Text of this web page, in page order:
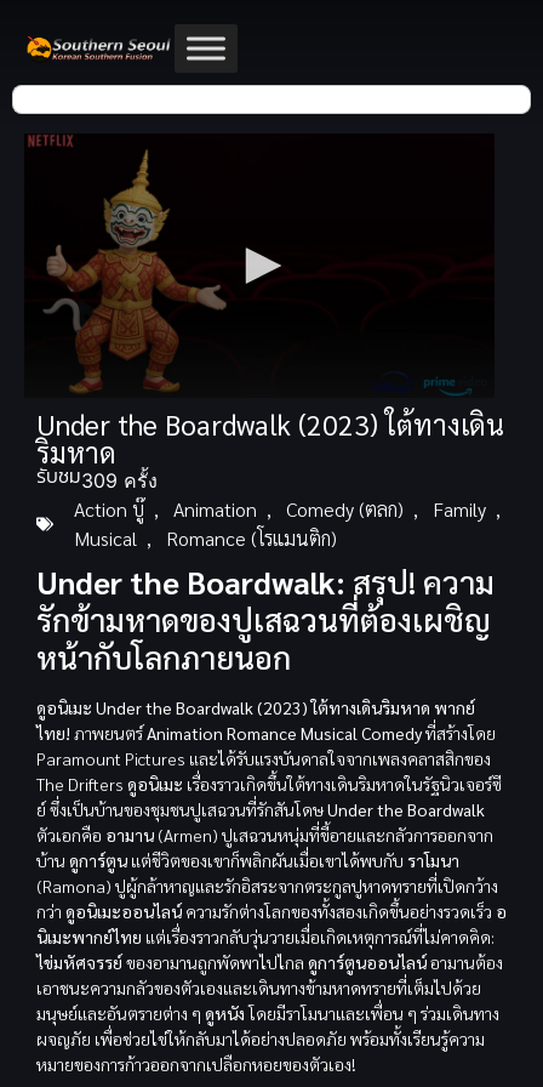
Under the Boardwalk (2023) ใต้ทางเดิน
ริมหาด
รับชม309 ครั้ง
Action บู๊ , Animation , Comedy (ตลก) , Family ,
Musical , Romance (โรแมนติก)
Under the Boardwalk: สรุป! ความ
รักข้ามหาดของปูเสฉวนที่ต้องเผชิญ
หน้ากับโลกภายนอก
ดูอนิเมะ Under the Boardwalk (2023) ใต้ทางเดินริมหาด พากย์
ไทย! ภาพยนตร์Animation Romance Musical Comedyที่สร้างโดย
Paramount Pictures และได้รับแรงบันดาลใจจากเพลงคลาสสิกของ
The Drifters ดูอนิเมะ เรื่องราวเกิดขึ้นใต้ทางเดินริมหาดในรัฐนิวเจอร์ซี
ย์ ซึ่งเป็นบ้านของชุมชนปูเสฉวนที่รักสันโดษUnder the Boardwalk
ตัวเอกคือ อามาน (Armen) ปูเสฉวนหนุ่มที่ขี้อายและกลัวการออกจาก
บ้าน ดูการ์ตูน แต่ชีวิตของเขาก็พลิกผันเมื่อเขาได้พบกับ ราโมนา
(Ramona) ปูผู้กล้าหาญและรักอิสระจากตระกูลปูหาดทรายที่เปิดกว้าง
กว่า ดูอนิเมะออนไลน์ ความรักต่างโลกของทั้งสองเกิดขึ้นอย่างรวดเร็ว อ
นิเมะพากย์ไทย แต่เรื่องราวกลับวุ่นวายเมื่อเกิดเหตุการณ์ที่ไม่คาดคิด:
ไข่มหัศจรรย์ของอามานถูกพัดพาไปไกล ดูการ์ตูนออนไลน์อามานต้อง
เอาชนะความกลัวของตัวเองและเดินทางข้ามหาดทรายที่เต็มไปด้วย
มนุษย์และอันตรายต่าง ๆ ดูหนังโดยมีราโมนาและเพื่อน ๆ ร่วมเดินทาง
ผจญภัย เพื่อช่วยไข่ให้กลับมาได้อย่างปลอดภัย พร้อมทั้งเรียนรู้ความ
หมายของการก้าวออกจากเปลือกหอยของตัวเอง!